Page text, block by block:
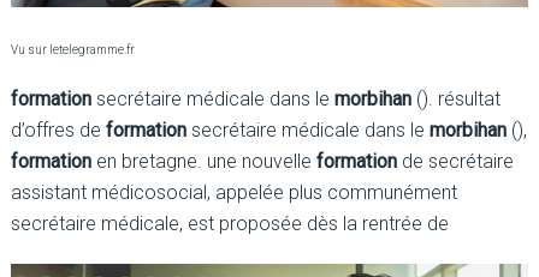
Vu sur letelegramme.fr
formationsecrétaire médicale dans le morbihan(). résultat
d’offres de formationsecrétaire médicale dans le morbihan(),
formationen bretagne. une nouvelle formationde secrétaire
assistant médicosocial, appelée plus communément
secrétaire médicale, est proposée dès la rentrée de